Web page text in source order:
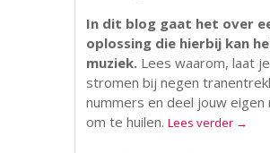
In dit blog gaat het over
oplossing die hierbij kan
muziek. Lees waarom, laat
stromen bij negen
nummers en deel jouw eigen
om te huilen.Lees verder →